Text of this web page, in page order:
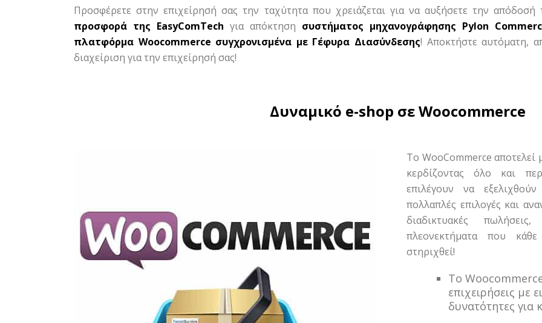
Προσφέρετε στην επιχείρησή σας την ταχύτητα που χρειάζεται για να αυξήσετε την
προσφορά της EasyComTech για απόκτηση συστήματος μηχανογράφησης Pylon
πλατφόρμα Woocommerce συγχρονισμένα με Γέφυρα Διασύνδεσης! Αποκτήστε αυτόματη,
διαχείριση για την επιχείρησή σας!
Δυναμικό e-shop σε Woocommerce
Το WooCommerce αποτελεί
κερδίζοντας όλο και
επιλέγουν να
πολλαπλές επιλογές και
διαδικτυακές
πλεονεκτήματα που
στηριχθεί!
Το Woocommerce
επιχειρήσεις με
δυνατότητες